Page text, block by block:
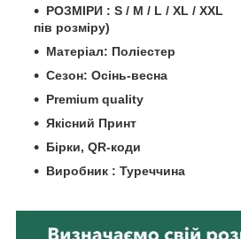
РОЗМІРИ : S / M / L / XL /
пів розміру)
Матеріал: Поліестер
Сезон: Осінь-весна
Premium quality
Якісний Принт
Бірки, QR-коди
Виробник : Туреччина